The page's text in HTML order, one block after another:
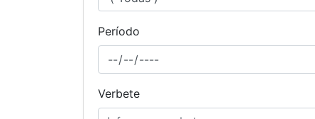
Período
Verbete